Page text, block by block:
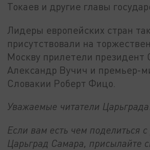
Токаев и другие главы
Лидеры европейских стран
присутствовали на
Москву прилетели президент
Александр Вучич и премьер-
Словакии Роберт Фицо.
Уважаемые читатели
Если вам есть чем поделиться
Царьград Самара, присылайте